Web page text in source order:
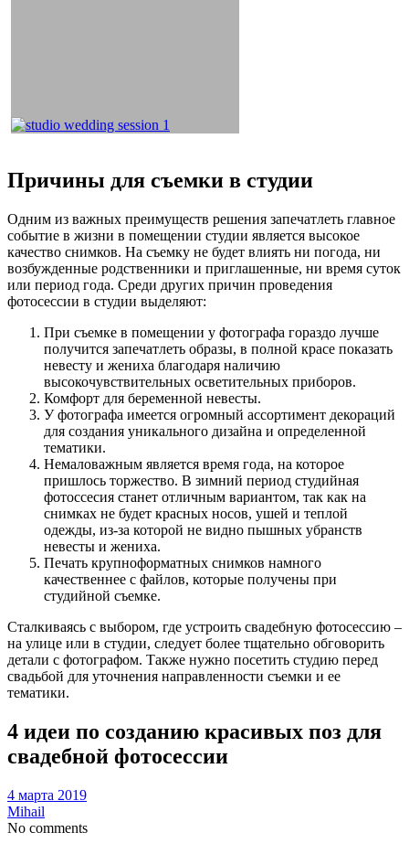
Причины для съемки в студии
Одним из важных преимуществ решения запечатлеть главное
событие в жизни в помещении студии является высокое
качество снимков. На съемку не будет влиять ни погода, ни
возбужденные родственники и приглашенные, ни время суток
или период года. Среди других причин проведения
фотосессии в студии выделяют:
При съемке в помещении у фотографа гораздо лучше
получится запечатлеть образы, в полной красе показать
невесту и жениха благодаря наличию
высокочувствительных осветительных приборов.
Комфорт для беременной невесты.
У фотографа имеется огромный ассортимент декораций
для создания уникального дизайна и определенной
тематики.
Немаловажным является время года, на которое
пришлось торжество. В зимний период студийная
фотоссесия станет отличным вариантом, так как на
снимках не будет красных носов, ушей и теплой
одежды, из-за которой не видно пышных убранств
невесты и жениха.
Печать крупноформатных снимков намного
качественнее с файлов, которые получены при
студийной съемке.
Сталкиваясь с выбором, где устроить свадебную фотосессию –
на улице или в студии, следует более тщательно обговорить
детали с фотографом. Также нужно посетить студию перед
свадьбой для уточнения направленности съемки и ее
тематики.
4 идеи по созданию красивых поз для
свадебной фотосессии
4 марта 2019
Mihail
No comments